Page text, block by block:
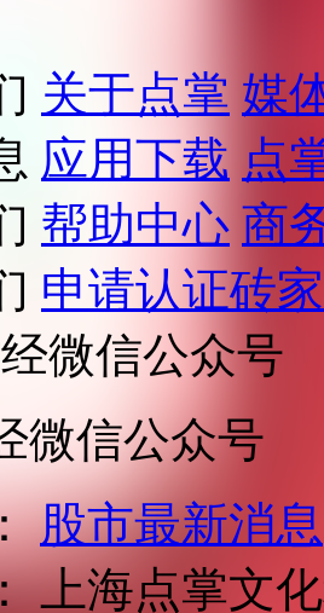
关于点掌 媒
应用下载 点
帮助中心 商
申请认证砖家
微信公众号
股市最新消息
上海点掌文